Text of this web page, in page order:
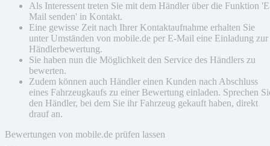
Als Interessent treten Sie mit dem Händler über die Funktion
Mail senden' in Kontakt.
Eine gewisse Zeit nach Ihrer Kontaktaufnahme erhalten Sie
unter Umständen von mobile.de per E-Mail eine Einladung zur
Händlerbewertung.
Sie haben nun die Möglichkeit den Service des Händlers zu
bewerten.
Zudem können auch Händler einen Kunden nach Abschluss
eines Fahrzeugkaufs zu einer Bewertung einladen. Sprechen
den Händler, bei dem Sie ihr Fahrzeug gekauft haben, direkt
drauf an.
Bewertungen von mobile.de prüfen lassen